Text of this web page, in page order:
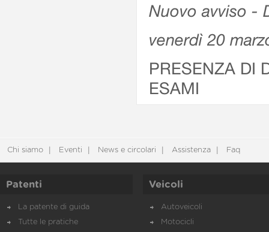
Nuovo avviso -
venerdì 20
PRESENZA DI
ESAMI
Chi siamo Eventi News e circolari Assistenza Faq
Patenti
La patente di guida
Tutte le pratiche
Veicoli
Autoveicoli
Motocicli